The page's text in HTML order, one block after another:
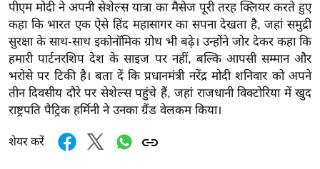
B
r
e
a
k
i
n
g
पीएम मोदी ने अपनी सेशेल्स यात्रा का मैसेज पूरी तरह क्लियर करते हुए
कहा कि भारत एक ऐसे हिंद महासागर का सपना देखता है, जहां समुद्री
सुरक्षा के साथ-साथ इकोनॉमिक ग्रोथ भी बढ़े। उन्होंने जोर देकर कहा कि
हमारी पार्टनरशिप देश के साइज पर नहीं, बल्कि आपसी सम्मान और
भरोसे पर टिकी है। बता दें कि प्रधानमंत्री नरेंद्र मोदी शनिवार को अपने
तीन दिवसीय दौरे पर सेशेल्स पहुंचे हैं, जहां राजधानी विक्टोरिया में खुद
राष्ट्रपति पैट्रिक हर्मिनी ने उनका ग्रैंड वेलकम किया।
शेयर करें